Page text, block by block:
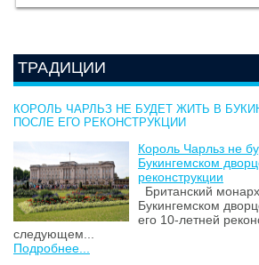
ТРАДИЦИИ
КОРОЛЬ ЧАРЛЬЗ НЕ БУДЕТ ЖИТЬ В
ПОСЛЕ ЕГО РЕКОНСТРУКЦИИ
Король Чарльз не
Букингемском
реконструкции
Британский
Букингемском
его 10-летней
следующем...
Подробнее...